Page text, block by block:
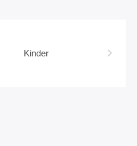
Kinder